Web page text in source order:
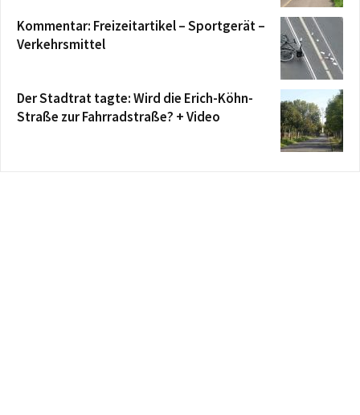
Kommentar: Freizeitartikel – Sportgerät –
Verkehrsmittel
Der Stadtrat tagte: Wird die Erich-Köhn-
Straße zur Fahrradstraße? + Video